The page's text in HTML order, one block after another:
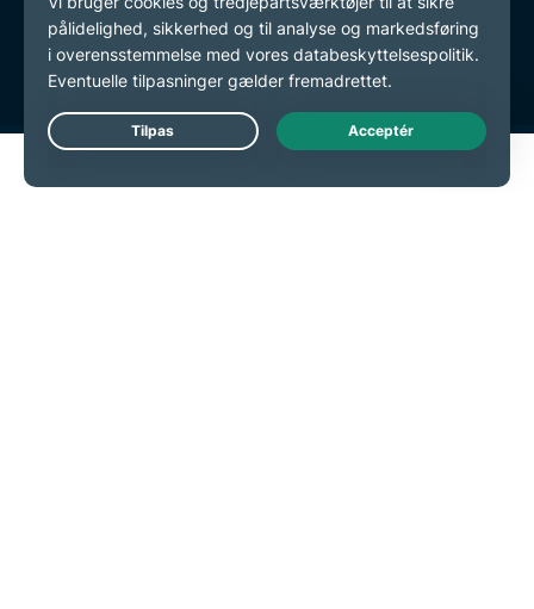
Tjenestevilkår
Cookie-præferencer
Live Chat